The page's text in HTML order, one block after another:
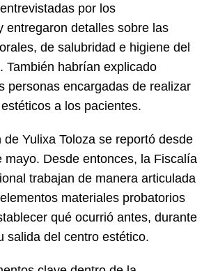
por los
entregaron detalles sobre las
de salubridad e higiene del
También habrían explicado
personas encargadas de realizar
a los pacientes.
de Yulixa Toloza se reportó desde
mayo. Desde entonces, la Fiscalía
trabajan de manera articulada
materiales probatorios
qué ocurrió antes, durante
salida del centro estético.